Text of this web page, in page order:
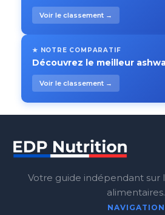
Voir le classement →
★ NOTRE COMPARATIF
Découvrez le meilleur
Voir le classement →
Votre guide indépendant
alimentaires.
NAVIGATION